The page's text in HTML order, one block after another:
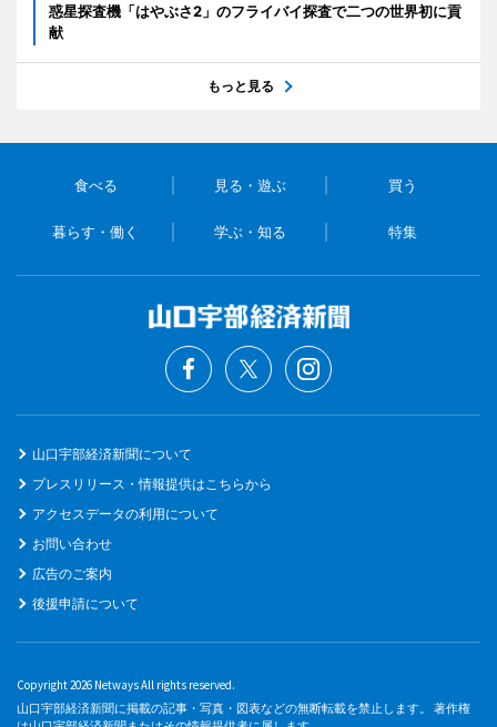
惑星探査機「はやぶさ2」のフライバイ探査で二つの世界初に貢
献
もっと見る
食べる 見る・遊ぶ 買う
暮らす・働く 学ぶ・知る 特集
山口宇部経済新聞について
プレスリリース・情報提供はこちらから
アクセスデータの利用について
お問い合わせ
広告のご案内
後援申請について
Copyright 2026 Netways All rights reserved.
山口宇部経済新聞に掲載の記事・写真・図表などの無断転載を禁止します。 著作権